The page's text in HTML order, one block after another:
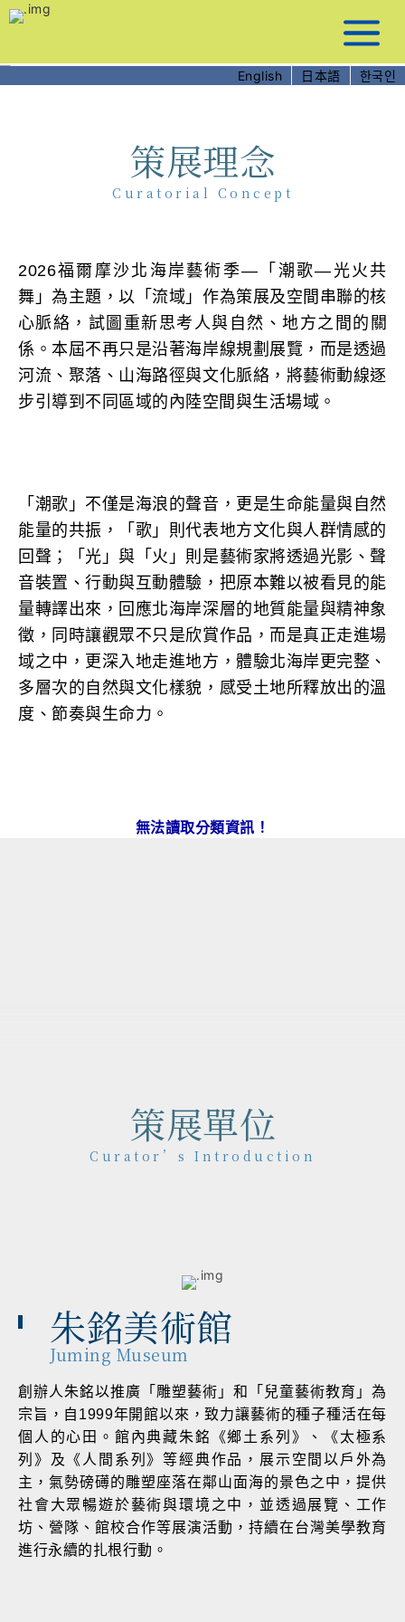
跳
到
要
內
English 日本語 한국인
策展理念
Curatorial Concept
2026福爾摩沙北海岸藝術季—「潮歌—光火共
舞」為主題，以「流域」作為策展及空間串聯的核
心脈絡，試圖重新思考人與自然、地方之間的關
係。本屆不再只是沿著海岸線規劃展覽，而是透過
河流、聚落、山海路徑與文化脈絡，將藝術動線逐
步引導到不同區域的內陸空間與生活場域。
「潮歌」不僅是海浪的聲音，更是生命能量與自然
能量的共振，「歌」則代表地方文化與人群情感的
回聲；「光」與「火」則是藝術家將透過光影、聲
音裝置、行動與互動體驗，把原本難以被看見的能
量轉譯出來，回應北海岸深層的地質能量與精神象
徵，同時讓觀眾不只是欣賞作品，而是真正走進場
域之中，更深入地走進地方，體驗北海岸更完整、
多層次的自然與文化樣貌，感受土地所釋放出的溫
度、節奏與生命力。
無法讀取分類資訊！
策展單位
Curator’s Introduction
朱銘美術館
Juming Museum
創辦人朱銘以推廣「雕塑藝術」和「兒童藝術教育」為
宗旨，自1999年開館以來，致力讓藝術的種子種活在每
個人的心田。館內典藏朱銘《鄉土系列》、《太極系
列》及《人間系列》等經典作品，展示空間以戶外為
主，氣勢磅礡的雕塑座落在鄰山面海的景色之中，提供
社會大眾暢遊於藝術與環境之中，並透過展覽、工作
坊、營隊、館校合作等展演活動，持續在台灣美學教育
進行永續的扎根行動。